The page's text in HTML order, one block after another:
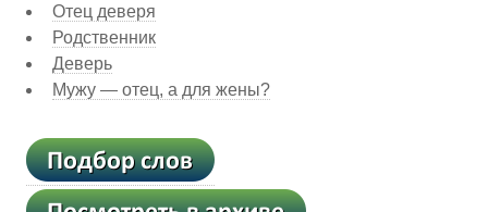
Отец деверя
Родственник
Деверь
Мужу — отец, а для жены?